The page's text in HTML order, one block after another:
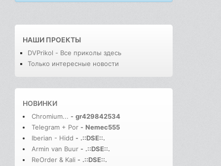
НАШИ ПРОЕКТЫ
DVPrikol - Все приколы здесь
Только интересные новости
НОВИНКИ
Chromium... - gr429842534
Telegram + Por - Nemec555
Iberian - Hidd - .::DSE::.
Armin van Buur - .::DSE::.
ReOrder & Kali - .::DSE::.